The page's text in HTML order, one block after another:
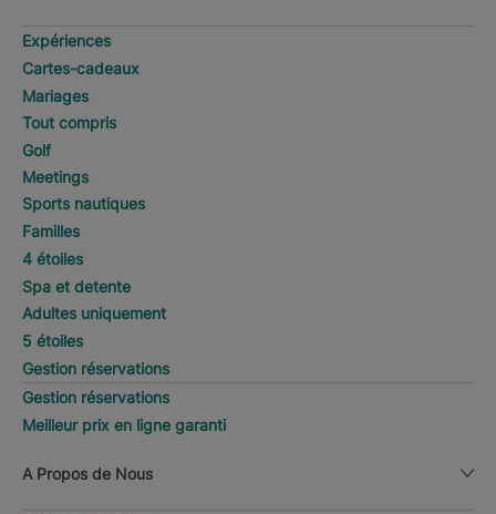
Expériences
Cartes-cadeaux
Mariages
Tout compris
Golf
Meetings
Sports nautiques
Familles
4 étoiles
Spa et detente
Adultes uniquement
5 étoiles
Gestion réservations
Gestion réservations
Meilleur prix en ligne garanti
A Propos de Nous